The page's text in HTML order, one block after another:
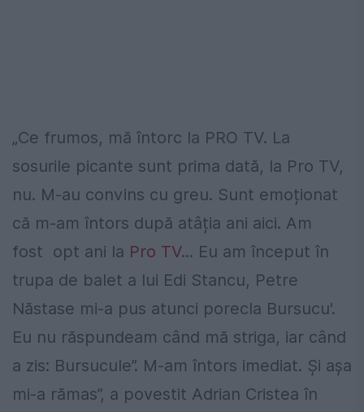
„​Ce frumos, mă întorc la PRO TV. La
sosurile picante sunt prima dată, la Pro TV,
nu. M-au convins cu greu. Sunt emoționat
că m-am întors după atâția ani aici. Am
fost opt ani la Pro TV... Eu am început în
trupa de balet a lui Edi Stancu, Petre
Năstase mi-a pus atunci porecla Bursucu'.
Eu nu răspundeam când mă striga, iar când
a zis: Bursucule”. M-am întors imediat. Și așa
mi-a rămas”, a povestit Adrian Cristea în